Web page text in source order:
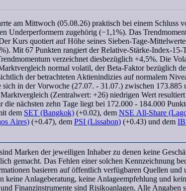
am Mittwoch (05.08.26) praktisch bei einem
Underperformern zugehörig (−1,1%). Das
Kurs quotiert auf Höhe seines Sieben-Tage-
Mit 67 Punkten rangiert derRelative-Stärke-Index-15-
verzeichnet diesbezüglich +4,5%. Die
normal volatil, derBeta-Faktorbezüglich
der betrachteten Aktienindizies auf normalem
sich in der Vorwoche (27.07. - 31.07.) zwischen
(Zentralwert: +26) niedrigen Wert
die nächsten zehn Tage liegt bei 172.000 - 184.000
dem SET (Bangkok) (+0.02), dem NSE All-Share
Aires) (+0.47), dem PSI (Lissabon) (+0.43) und dem
Marken der jeweiligen Inhaber zu denen keine
gemacht. Das Fehlen einer solchen Kennzeichnung
basieren auf öffentlich verfügbaren Quellen und
keine Anlageberatung, keine Anlageempfehlung und
Finanzinstrumente sind Risikoanlagen. Alle Angaben